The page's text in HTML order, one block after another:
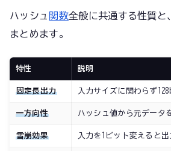
ハッシュ 関数全般に共通する性質と
まとめます。
特性 説明
固定長出力 入力サイズに関わらず
一方向性 ハッシュ値から元データ
雪崩効果 入力を1ビット変えると